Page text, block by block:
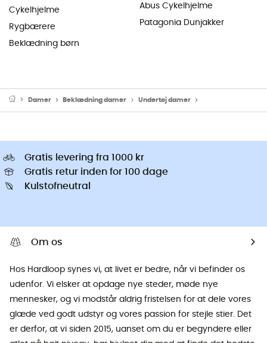
Cykelhjelme
Rygbærere
Beklædning børn
Abus Cykelhjelme
Patagonia Dunjakker
Damer Beklædning damer Undertøj damer
Gratis levering fra 1000 kr
Gratis retur inden for 100 dage
Kulstofneutral
Om os
Hos Hardloop synes vi, at livet er bedre, når vi befinder os
udenfor. Vi elsker at opdage nye steder, møde nye
mennesker, og vi modstår aldrig fristelsen for at dele vores
glæde ved godt udstyr og vores passion for stejle stier. Det
er derfor, at vi siden 2015, uanset om du er begyndere eller